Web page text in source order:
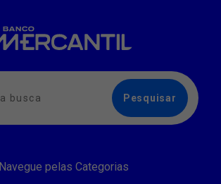
Navegue pelas Categorias